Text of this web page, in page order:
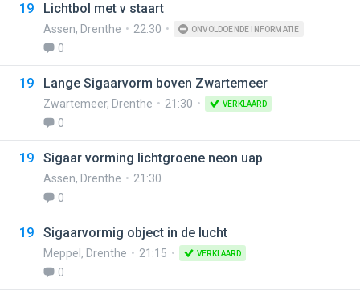
19 Lichtbol met v staart
Assen, Drenthe 22:30 ONVOLDOENDE INFORMATIE
0
19 Lange Sigaarvorm boven Zwartemeer
Zwartemeer, Drenthe 21:30 VERKLAARD
0
19 Sigaar vorming lichtgroene neon uap
Assen, Drenthe
21:30
0
19 Sigaarvormig object in de lucht
Meppel , Drenthe 21:15 VERKLAARD
0